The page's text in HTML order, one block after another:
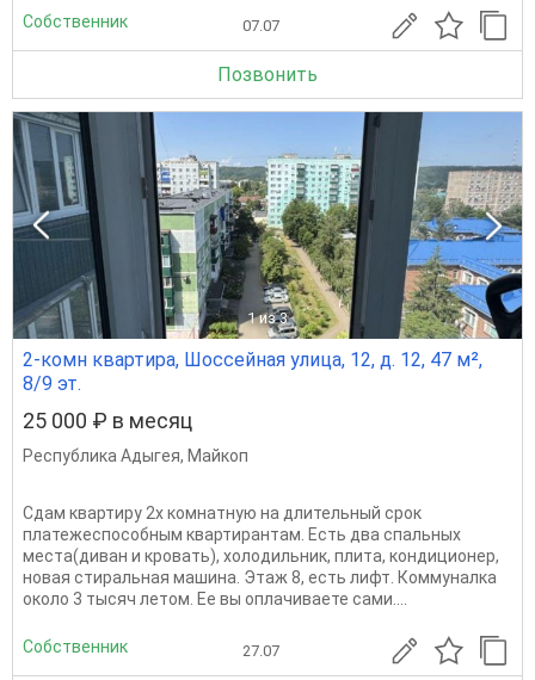
Собственник 07.07
Позвонить
1 из 3
2-комн квартира, Шоссейная улица, 12, д. 12, 47 м²,
8/9 эт.
25 000 ₽ в месяц
Республика Адыгея, Майкоп
Сдам квартиру 2х комнатную на длительный срок
платежеспособным квартирантам. Есть два спальных
места(диван и кровать), холодильник, плита, кондиционер,
новая стиральная машина. Этаж 8, есть лифт. Коммуналка
около 3 тысяч летом. Ее вы оплачиваете сами....
Собственник 27.07